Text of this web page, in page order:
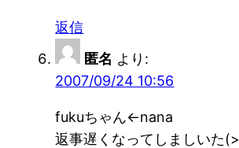
返信
匿名 より:
2007/09/24 10:56
fukuちゃん←nana
返事遅くなってしましいた(>_